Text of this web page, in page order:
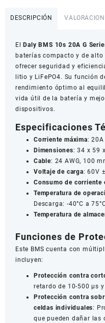
DESCRIPCIÓN
El Daly BMS 10s 20A G
baterías compacto y de
ofrecer seguridad y
litio y LiFePO4. Su función
rendimiento óptimo al
vida útil de la batería y
dispositivos.
Especificaciones
Corriente máxima: 20A
Dimensiones: 34 x 59
Cable: 24 AWG, 100
Voltaje de carga: 60V
Consumo de corriente
Temperatura de
Descarga: -40°C a
Temperatura de
Funciones de
Este BMS cuenta con
incluyen:
Protección contra
retardo de 10-500 µs
Protección contra
celdas individuales:
que pueden dañar las